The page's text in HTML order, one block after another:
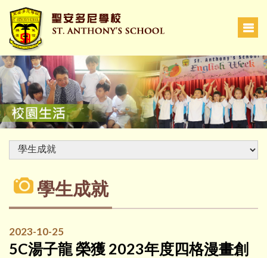
學生成就
2023-10-25
5C湯子龍 榮獲 2023年度四格漫畫創